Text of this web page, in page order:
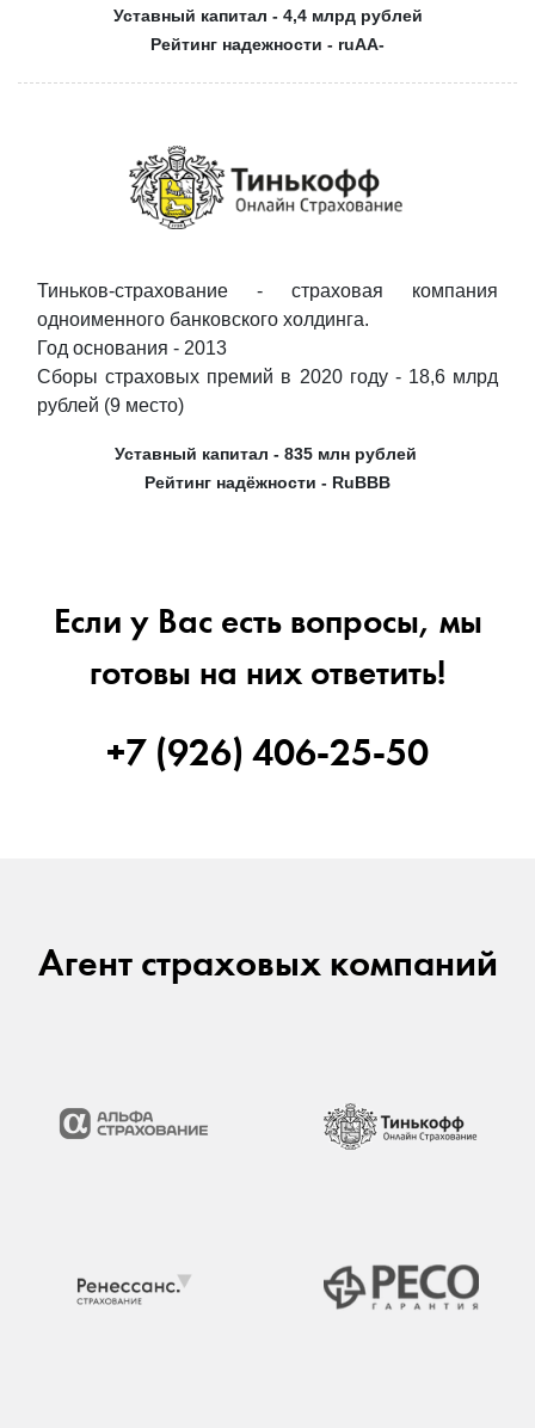
Уставный капитал - 4,4 млрд рублей
Рейтинг надежности - ruAA-
Тиньков-страхование - страховая компания
одноименного банковского холдинга.
Год основания - 2013
Сборы страховых премий в 2020 году - 18,6 млрд
рублей (9 место)
Уставный капитал - 835 млн рублей
Рейтинг надёжности - RuBBB
Если у Вас есть вопросы, мы
готовы на них ответить!
+7 (926) 406-25-50
Агент страховых компаний